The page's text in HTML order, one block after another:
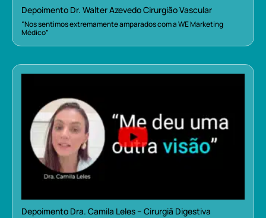
Depoimento Dr. Walter Azevedo Cirurgião Vascular
“Nos sentimos extremamente amparados com a WE Marketing
Médico”
Depoimento Dra. Camila Leles – Cirurgiã Digestiva